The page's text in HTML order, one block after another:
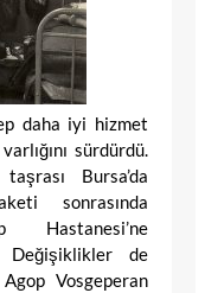
daha iyi hizmet
sürdürdü.
Bursa’da
sonrasında
Hastanesi’ne
Değişiklikler de
Vosgeperan